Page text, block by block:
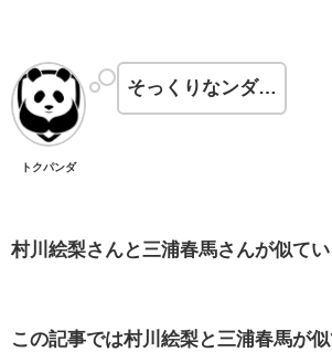
トクパンダ
そっくりなンダ…
村川絵梨さんと三浦春馬さんが似て
この記事では村川絵梨と三浦春馬が